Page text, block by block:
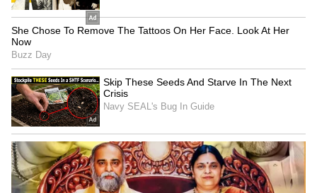
చిరంజీవి, రాఘవేంద్ర రావు కాంబినేషన్ లో తెరకెక్కిన
ఇండస్ట్రీ హిట్ చిత్రం ఘరానామొగుడు మూవీలోనిది ఆ
పాట. రాజమౌళి మాట్లాడుతూ.. ''తెలుగులో బెస్ట్ మాస్
సాంగ్స్ లో బంగారు కోడిపెట్ట సాంగ్ ఒకటి. చిరంజీవి గారి
సాంగ్ కావడంతో రాంచరణ్ కోసం రీమిక్స్ చేస్తే
బావుంటుంది అని అంతా అనుకున్నాం.